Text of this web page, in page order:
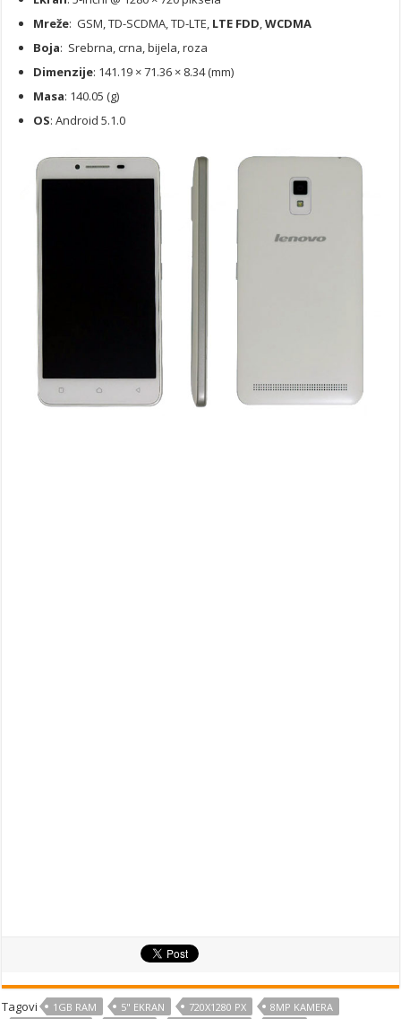
Mreže: GSM, TD-SCDMA, TD-LTE, LTE FDD,WCDMA
Boja: Srebrna, crna, bijela, roza
Dimenzije: 141.19 × 71.36 × 8.34 (mm)
Masa: 140.05 (g)
OS: Android 5.1.0
Tagovi 1GB RAM 5" EKRAN 720X1280 PX 8MP KAMERA